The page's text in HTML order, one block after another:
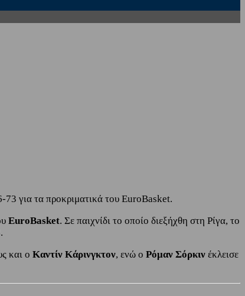
για τα προκριματικά του EuroBasket.
EuroBasket. Σε παιχνίδι το οποίο διεξήχθη στη Ρίγα, το
και ο Καντίν Κάρινγκτον, ενώ ο Ρόμαν Σόρκιν έκλεισε